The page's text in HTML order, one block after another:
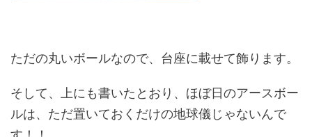
ただの丸いボールなので、台座に載せて飾ります。
そして、上にも書いたとおり、ほぼ日のアースボー
ルは、ただ置いておくだけの地球儀じゃないんで